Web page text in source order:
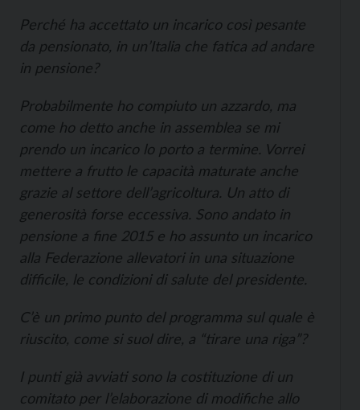
Perché ha accettato un incarico così pesante
da pensionato, in un’Italia che fatica ad andare
in pensione?
Probabilmente ho compiuto un azzardo, ma
come ho detto anche in assemblea se mi
prendo un incarico lo porto a termine. Vorrei
mettere a frutto le capacità maturate anche
grazie al settore dell’agricoltura. Un atto di
generosità forse eccessiva. Sono andato in
pensione a fine 2015 e ho assunto un incarico
alla Federazione allevatori in una situazione
difficile, le condizioni di salute del presidente.
C’è un primo punto del programma sul quale è
riuscito, come si suol dire, a “tirare una riga”?
I punti già avviati sono la costituzione di un
comitato per l’elaborazione di modifiche allo